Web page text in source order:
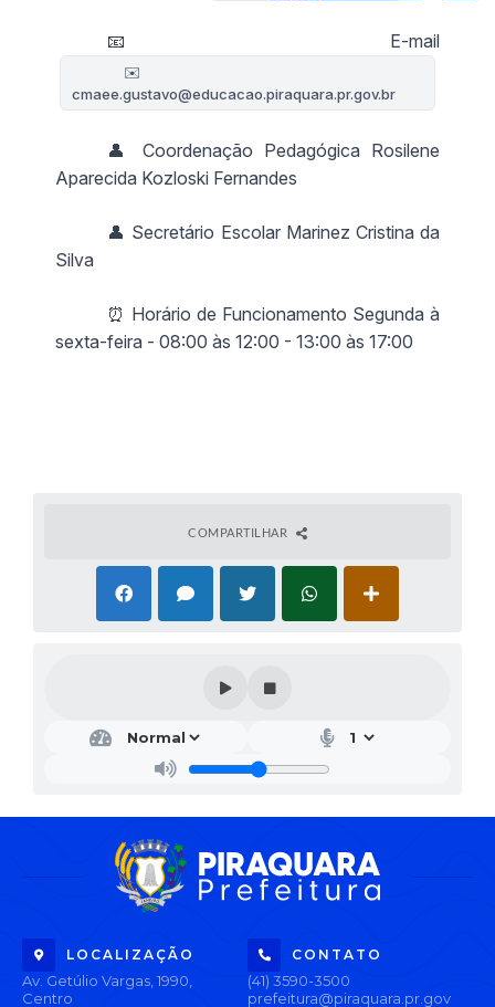
📧 E-mail
✉️
cmaee.gustavo@educacao.piraquara.pr.gov.br
👤 Coordenação Pedagógica Rosilene
Aparecida Kozloski Fernandes
👤 Secretário Escolar Marinez Cristina da
Silva
⏰ Horário de Funcionamento Segunda à
sexta-feira - 08:00 às 12:00 - 13:00 às 17:00
COMPARTILHAR
LOCALIZAÇÃO
Av. Getúlio Vargas, 1990,
Centro
CONTATO
(41) 3590-3500
prefeitura@piraquara.pr.gov